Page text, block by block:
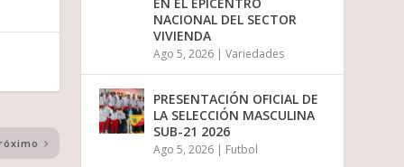
NACIONAL DEL SECTOR
VIVIENDA
Ago 5, 2026 |Variedades
PRESENTACIÓN OFICIAL DE
LA SELECCIÓN MASCULINA
SUB-21 2026
Ago 5, 2026 | Futbol